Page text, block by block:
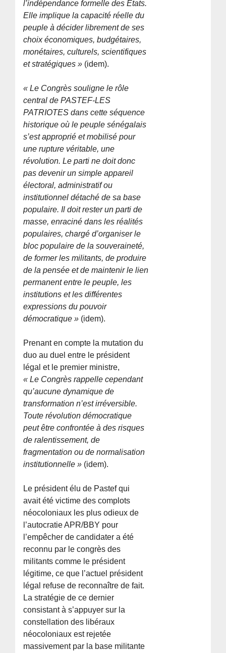
l’indépendance formelle des États.
Elle implique la capacité réelle du
peuple à décider librement de ses
choix économiques, budgétaires,
monétaires, culturels, scientifiques
et stratégiques » (idem).
« Le Congrès souligne le rôle
central de PASTEF-LES
PATRIOTES dans cette séquence
historique où le peuple sénégalais
s’est approprié et mobilisé pour
une rupture véritable, une
révolution. Le parti ne doit donc
pas devenir un simple appareil
électoral, administratif ou
institutionnel détaché de sa base
populaire. Il doit rester un parti de
masse, enraciné dans les réalités
populaires, chargé d’organiser le
bloc populaire de la souveraineté,
de former les militants, de produire
de la pensée et de maintenir le lien
permanent entre le peuple, les
institutions et les différentes
expressions du pouvoir
démocratique » (idem).
Prenant en compte la mutation du
duo au duel entre le président
légal et le premier ministre,
« Le Congrès rappelle cependant
qu’aucune dynamique de
transformation n’est irréversible.
Toute révolution démocratique
peut être confrontée à des risques
de ralentissement, de
fragmentation ou de normalisation
institutionnelle » (idem).
Le président élu de Pastef qui
avait été victime des complots
néocoloniaux les plus odieux de
l’autocratie APR/BBY pour
l’empêcher de candidater a été
reconnu par le congrès des
militants comme le président
légitime, ce que l’actuel président
légal refuse de reconnaître de fait.
La stratégie de ce dernier
consistant à s’appuyer sur la
constellation des libéraux
néocoloniaux est rejetée
massivement par la base militante